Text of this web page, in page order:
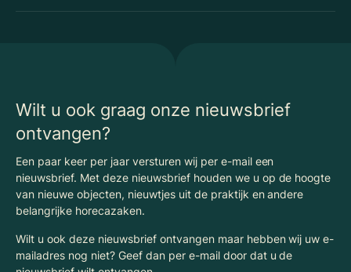
Algemene voorwaarden
Vergunningen
Wilt u ook graag onze nieuwsbrief
ontvangen?
Een paar keer per jaar versturen wij per e-mail een
nieuwsbrief. Met deze nieuwsbrief houden we u op de hoogte
van nieuwe objecten, nieuwtjes uit de praktijk en andere
belangrijke horecazaken.
Wilt u ook deze nieuwsbrief ontvangen maar hebben wij uw e-
mailadres nog niet? Geef dan per e-mail door dat u de